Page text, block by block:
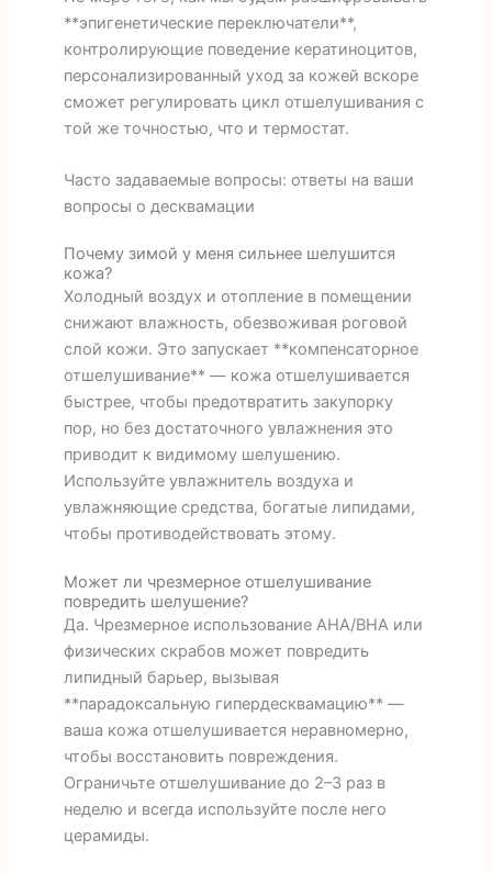
**эпигенетические переключатели**,
контролирующие поведение кератиноцитов,
персонализированный уход за кожей вскоре
сможет регулировать цикл отшелушивания с
той же точностью, что и термостат.
Часто задаваемые вопросы: ответы на ваши
вопросы о десквамации
Почему зимой у меня сильнее шелушится
кожа?
Холодный воздух и отопление в помещении
снижают влажность, обезвоживая роговой
слой кожи. Это запускает **компенсаторное
отшелушивание** — кожа отшелушивается
быстрее, чтобы предотвратить закупорку
пор, но без достаточного увлажнения это
приводит к видимому шелушению.
Используйте увлажнитель воздуха и
увлажняющие средства, богатые липидами,
чтобы противодействовать этому.
Может ли чрезмерное отшелушивание
повредить шелушение?
Да. Чрезмерное использование AHA/BHA или
физических скрабов может повредить
липидный барьер, вызывая
**парадоксальную гипердесквамацию** —
ваша кожа отшелушивается неравномерно,
чтобы восстановить повреждения.
Ограничьте отшелушивание до 2–3 раз в
неделю и всегда используйте после него
церамиды.